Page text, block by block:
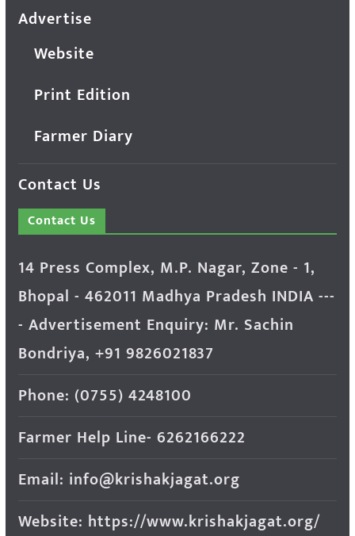
Advertise
Website
Print Edition
Farmer Diary
Contact Us
Contact Us
14 Press Complex, M.P. Nagar, Zone - 1,
Bhopal - 462011 Madhya Pradesh INDIA ---
- Advertisement Enquiry: Mr. Sachin
Bondriya, +91 9826021837
Phone: (0755) 4248100
Farmer Help Line- 6262166222
Email: info@krishakjagat.org
Website: https://www.krishakjagat.org/